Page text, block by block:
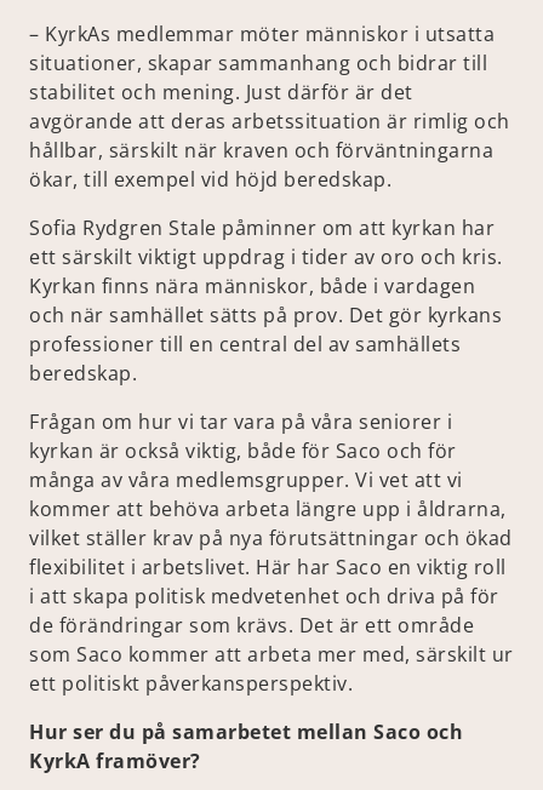
– KyrkAs medlemmar möter människor i utsatta
situationer, skapar sammanhang och bidrar till
stabilitet och mening. Just därför är det
avgörande att deras arbetssituation är rimlig och
hållbar, särskilt när kraven och förväntningarna
ökar, till exempel vid höjd beredskap.
Sofia Rydgren Stale påminner om att kyrkan har
ett särskilt viktigt uppdrag i tider av oro och kris.
Kyrkan finns nära människor, både i vardagen
och när samhället sätts på prov. Det gör kyrkans
professioner till en central del av samhällets
beredskap.
Frågan om hur vi tar vara på våra seniorer i
kyrkan är också viktig, både för Saco och för
många av våra medlemsgrupper. Vi vet att vi
kommer att behöva arbeta längre upp i åldrarna,
vilket ställer krav på nya förutsättningar och ökad
flexibilitet i arbetslivet. Här har Saco en viktig roll
i att skapa politisk medvetenhet och driva på för
de förändringar som krävs. Det är ett område
som Saco kommer att arbeta mer med, särskilt ur
ett politiskt påverkansperspektiv.
Hur ser du på samarbetet mellan Saco och
KyrkA framöver?